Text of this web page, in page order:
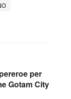
per
Gotam City